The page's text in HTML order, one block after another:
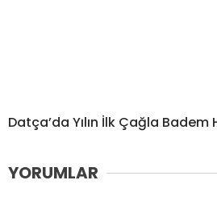
Datça’da Yılın İlk Çağla Badem
YORUMLAR